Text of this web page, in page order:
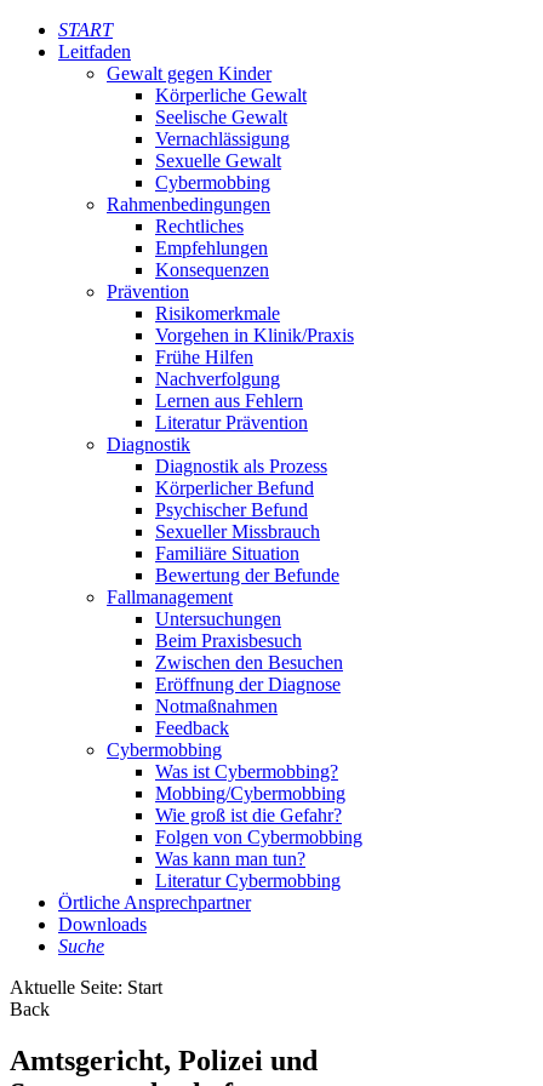
START
Leitfaden
Gewalt gegen Kinder
Körperliche Gewalt
Seelische Gewalt
Vernachlässigung
Sexuelle Gewalt
Cybermobbing
Rahmenbedingungen
Rechtliches
Empfehlungen
Konsequenzen
Prävention
Risikomerkmale
Vorgehen in Klinik/Praxis
Frühe Hilfen
Nachverfolgung
Lernen aus Fehlern
Literatur Prävention
Diagnostik
Diagnostik als Prozess
Körperlicher Befund
Psychischer Befund
Sexueller Missbrauch
Familiäre Situation
Bewertung der Befunde
Fallmanagement
Untersuchungen
Beim Praxisbesuch
Zwischen den Besuchen
Eröffnung der Diagnose
Notmaßnahmen
Feedback
Cybermobbing
Was ist Cybermobbing?
Mobbing/Cybermobbing
Wie groß ist die Gefahr?
Folgen von Cybermobbing
Was kann man tun?
Literatur Cybermobbing
Örtliche Ansprechpartner
Downloads
Suche
Aktuelle Seite: Start
Back
Amtsgericht, Polizei und